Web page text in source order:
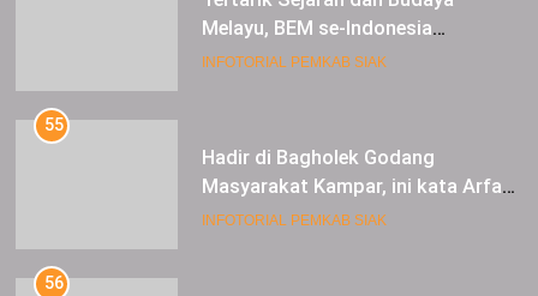
Melayu, BEM se-Indonesia
Berkunjung ke Kabupaten Siak
INFOTORIAL PEMKAB SIAK
55
Hadir di Bagholek Godang
Masyarakat Kampar, ini kata Arfan
Usman
INFOTORIAL PEMKAB SIAK
56